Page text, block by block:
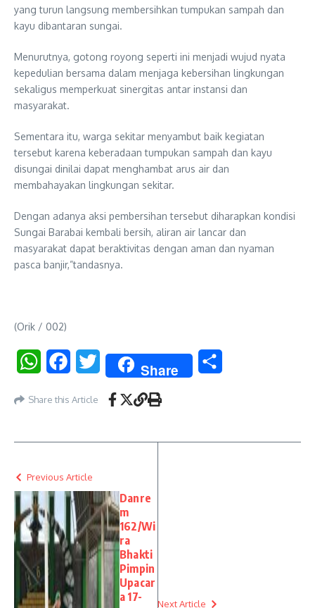
yang turun langsung membersihkan tumpukan sampah dan
kayu dibantaran sungai.
Menurutnya, gotong royong seperti ini menjadi wujud nyata
kepedulian bersama dalam menjaga kebersihan lingkungan
sekaligus memperkuat sinergitas antar instansi dan
masyarakat.
Sementara itu, warga sekitar menyambut baik kegiatan
tersebut karena keberadaan tumpukan sampah dan kayu
disungai dinilai dapat menghambat arus air dan
membahayakan lingkungan sekitar.
Dengan adanya aksi pembersihan tersebut diharapkan kondisi
Sungai Barabai kembali bersih, aliran air lancar dan
masyarakat dapat beraktivitas dengan aman dan nyaman
pasca banjir,”tandasnya.
(Orik / 002)
WhatsAppFacebookTwitter Share
Share this Article
Previous Article
Danre
m
162/Wi
ra
Bhakti
Pimpin
Upacar
a 17-
Next Article